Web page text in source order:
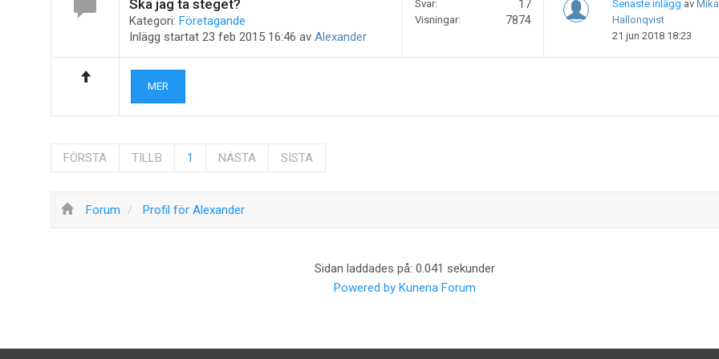
MER
Ska jag ta steget?
Kategori: Företagande
Inlägg startat 23 feb 2015 16:46 avAlexander
Svar: 17
Visningar: 7874
Senaste inlägg av
Hallonqvist
21 jun 2018 18:23
FÖRSTA TILLB 1 NÄSTA SISTA
Forum Profil för Alexander
Sidan laddades på: 0.041 sekunder
Powered by Kunena Forum